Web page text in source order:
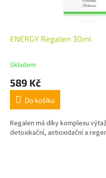
ENERGY Regalen 30ml
Skladem
589 Kč
Do košíku
Regalen má díky komplexu
detoxikační, antioxidační a